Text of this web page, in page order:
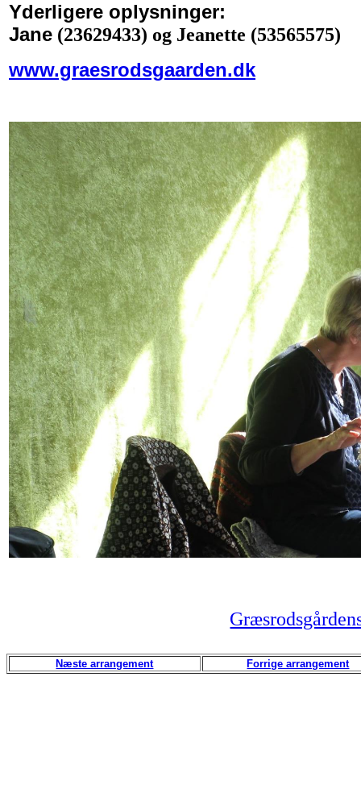
Yderligere oplysninger:
Jane (23629433) og Jeanette (53565575)
www.graesrodsgaarden.dk
Næste arrangement Forrige arrangement